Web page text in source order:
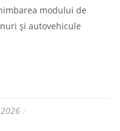
modului de
și autovehicule